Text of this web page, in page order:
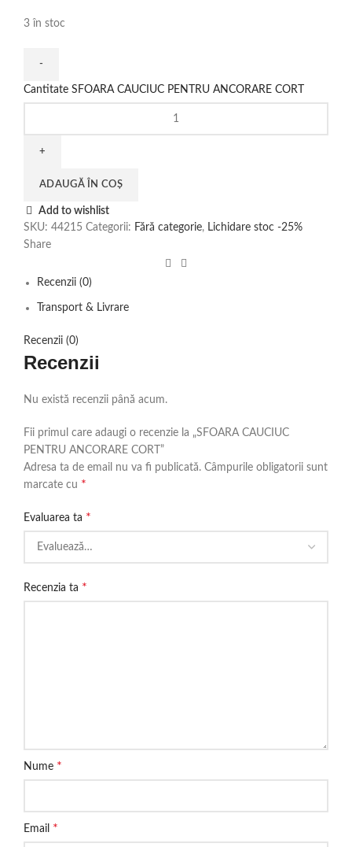
3 în stoc
Cantitate SFOARA CAUCIUC PENTRU ANCORARE CORT
ADAUGĂ ÎN COȘ
Add to wishlist
SKU: 44215 Categorii: Fără categorie, Lichidare stoc -25%
Share
Recenzii (0)
Transport & Livrare
Recenzii (0)
Recenzii
Nu există recenzii până acum.
Fii primul care adaugi o recenzie la „SFOARA CAUCIUC
PENTRU ANCORARE CORT”
Adresa ta de email nu va fi publicată. Câmpurile obligatorii sunt
marcate cu *
Evaluarea ta *
Recenzia ta *
Nume *
Email *